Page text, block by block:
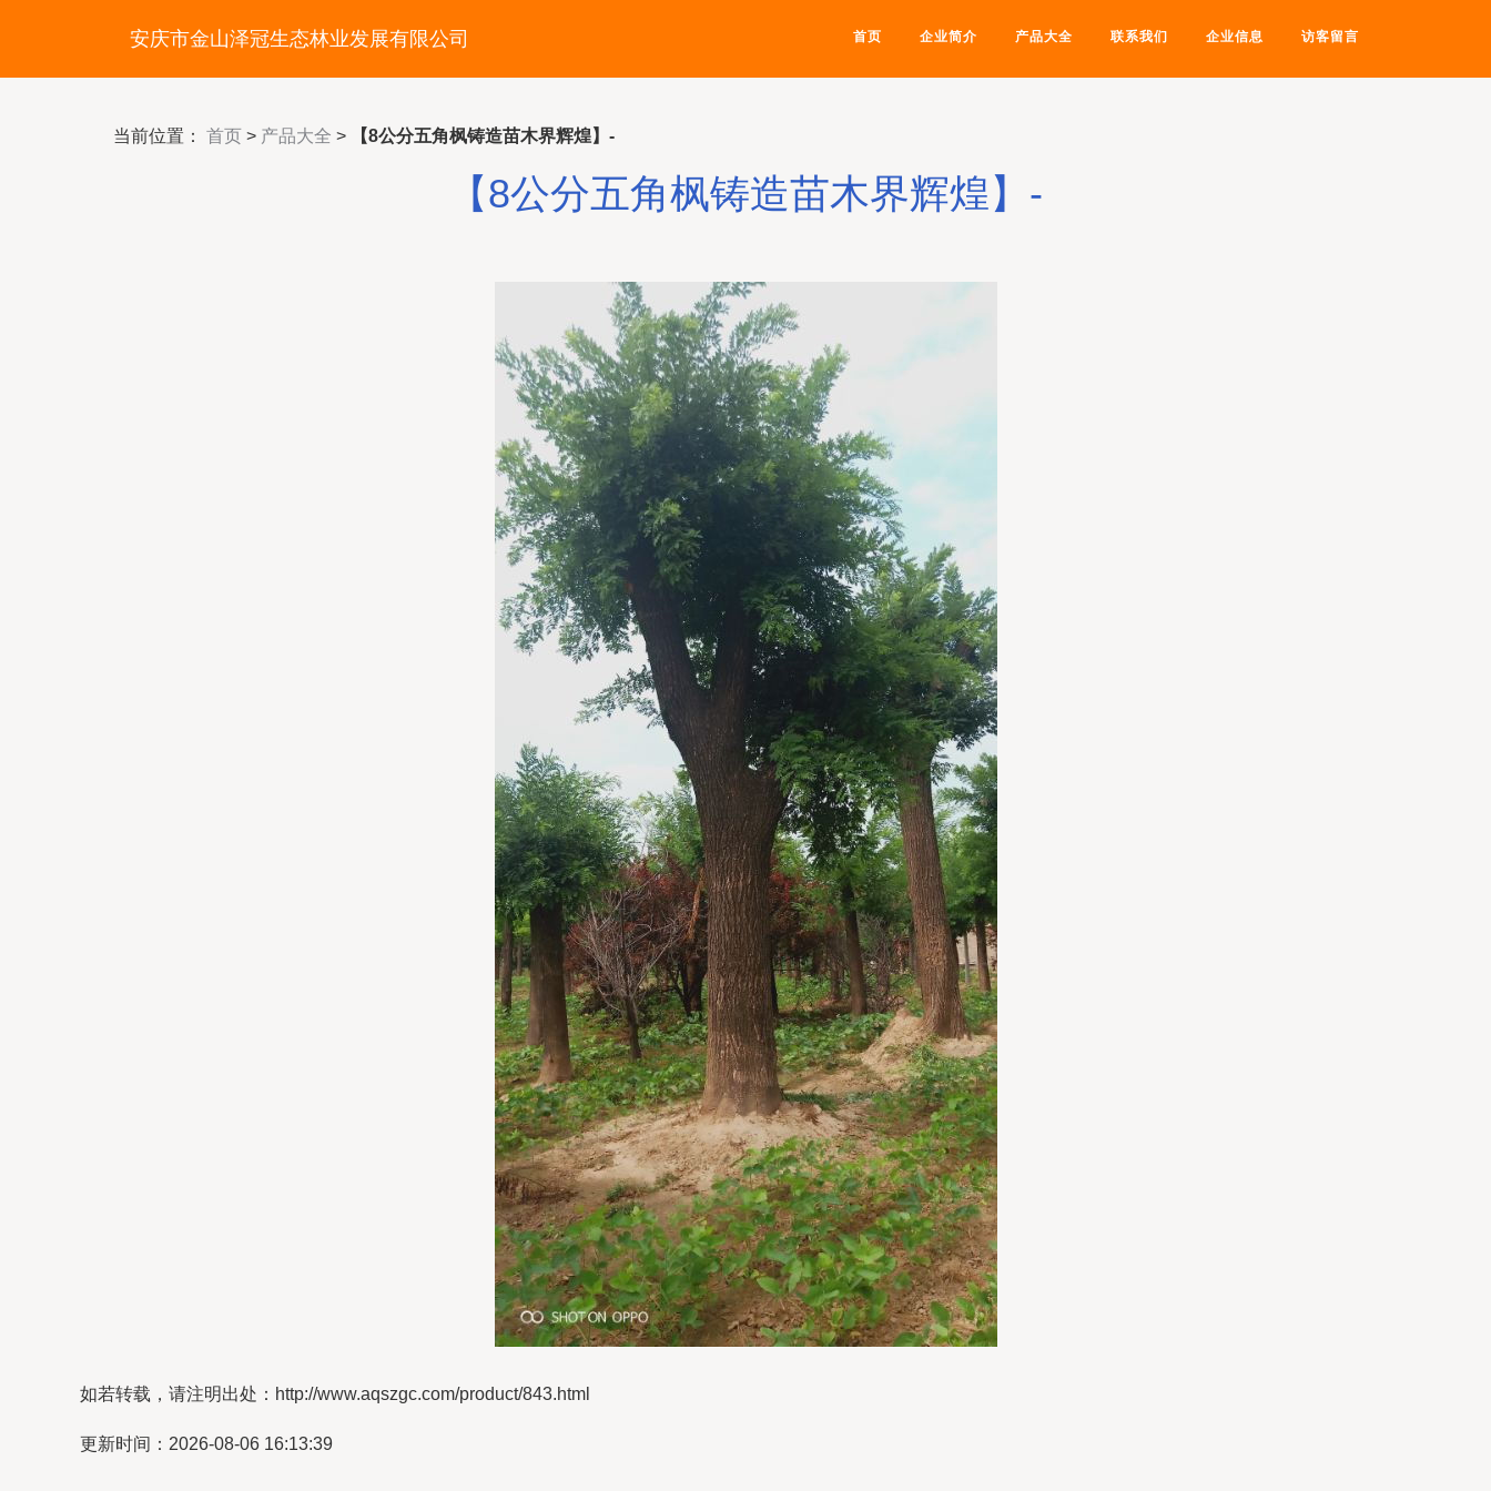
安庆市金山泽冠生态林业发展有限公司 首页 企业简介 产品大全 联系我们 企业信息 访客留言
当前位置： 首页 > 产品大全 > 【8公分五角枫铸造苗木界辉煌】-
【8公分五角枫铸造苗木界辉煌】-
如若转载，请注明出处：http://www.aqszgc.com/product/843.html
更新时间：2026-08-06 16:13:39